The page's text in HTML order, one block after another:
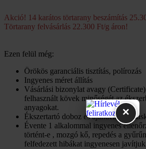
Akció! 14 karátos törtarany beszámítás
Törtarany felvásárlás 22.300 Ft/g áron!
Ezen felül még:
Örökös garanciális tisztítás, polírozás
Ingyenes méret állítás
Vásárlási bizonylat avagy
felhasznált kövek minőségét az
anyagokat.
Ékszertartó doboz és ajándék tartó
Évente 1 alkalommal ingyenes
történt-e , mozgó kő, repedés a
felfedezett hibákat ingyenesen
×